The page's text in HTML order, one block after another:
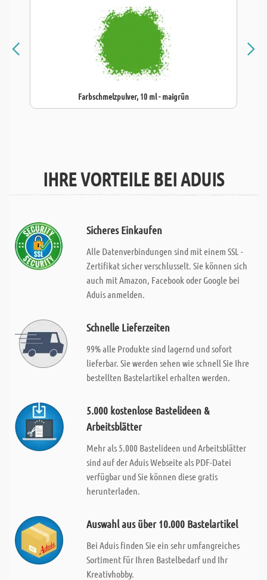
Farbschmelzpulver, 10 ml - maigrün
IHRE VORTEILE BEI ADUIS
Sicheres Einkaufen
Alle Datenverbindungen sind mit einem SSL -
Zertifikat sicher verschlusselt. Sie können sich
auch mit Amazon, Facebook oder Google bei
Aduis anmelden.
Schnelle Lieferzeiten
99% alle Produkte sind lagernd und sofort
lieferbar. Sie werden sehen wie schnell Sie Ihre
bestellten Bastelartikel erhalten werden.
5.000 kostenlose Bastelideen &
Arbeitsblätter
Mehr als 5.000 Bastelideen und Arbeitsblätter
sind auf der Aduis Webseite als PDF-Datei
verfügbar und Sie können diese gratis
herunterladen.
Auswahl aus über 10.000 Bastelartikel
Bei Aduis finden Sie ein sehr umfangreiches
Sortiment für Ihren Bastelbedarf und Ihr
Kreativhobby.